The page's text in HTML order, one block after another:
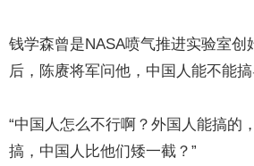
钱学森曾是NASA喷气推进实验室创
后，陈赓将军问他，中国人能不能搞
“中国人怎么不行啊？外国人能搞的
搞，中国人比他们矮一截？”